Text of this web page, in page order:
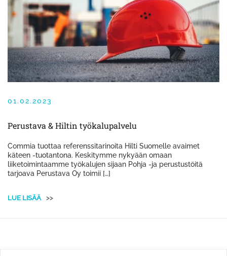
01.02.2023
Perustava & Hiltin työkalupalvelu
Commia tuottaa referenssitarinoita Hilti Suomelle avaimet
käteen -tuotantona. Keskitymme nykyään omaan
liiketoimintaamme työkalujen sijaan Pohja -ja perustustöitä
tarjoava Perustava Oy toimii […]
LUE LISÄÄ >>